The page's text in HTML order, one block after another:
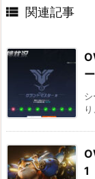
 関連記事
1